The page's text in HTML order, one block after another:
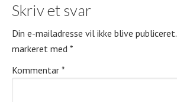
Skriv et svar
Din e-mailadresse vil ikke blive publiceret.
markeret med *
Kommentar *